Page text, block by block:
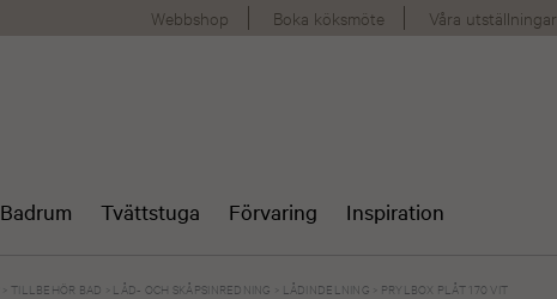
Webbshop Boka köksmöte Våra utställningar
Badrum Tvättstuga Förvaring Inspiration
>TILLBEHÖR BAD LÅD- OCH SKÅPSINREDNING LÅDINDELNING PRYLBOX PLÅT 170 VIT